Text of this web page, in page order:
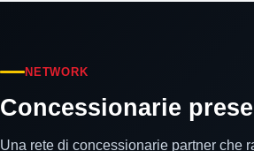
NETWORK
Concessionarie
Una rete di concessionarie partner che